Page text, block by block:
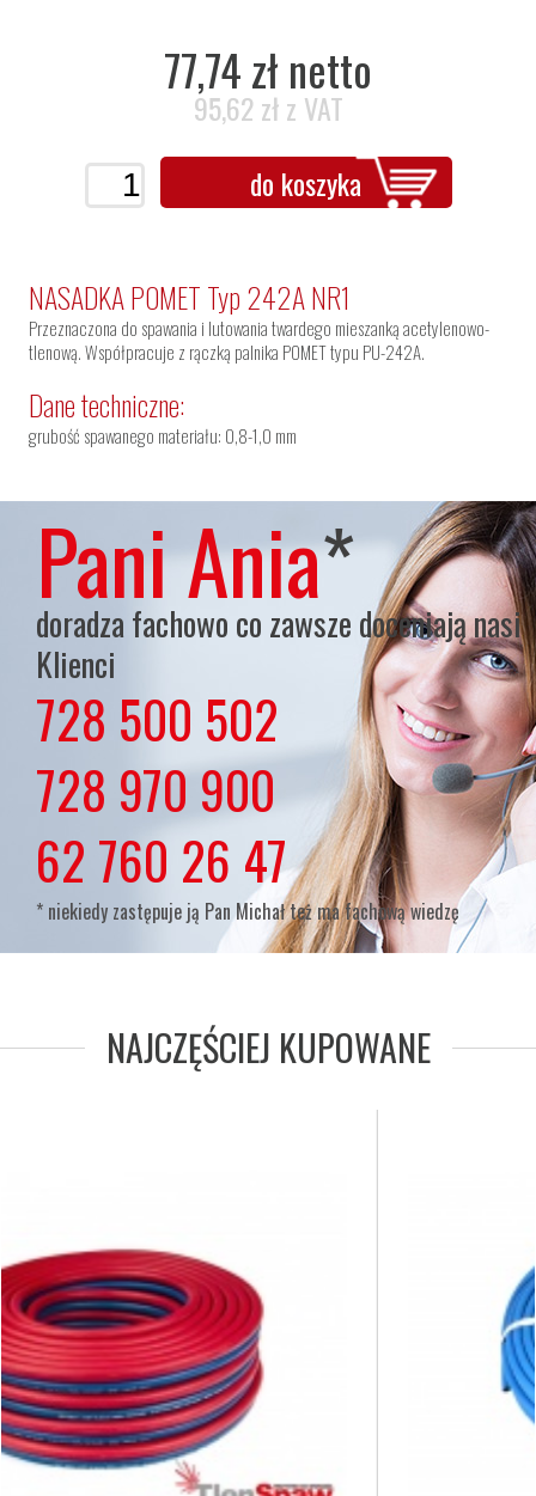
77,74 zł netto
95,62 zł z VAT
do koszyka
NASADKA POMET Typ 242A NR1
Przeznaczona do spawania i lutowania twardego mieszanką acetylenowo-
tlenową. Współpracuje z rączką palnika POMET typu PU-242A.
Dane techniczne:
grubość spawanego materiału: 0,8-1,0 mm
Pani Ania*
doradza fachowo co zawsze doceniają nasi
Klienci
728 500 502
lub
728 970 900
lub
62 760 26 47
* niekiedy zastępuje ją Pan Michał też ma fachową wiedzę
NAJCZĘŚCIEJ KUPOWANE